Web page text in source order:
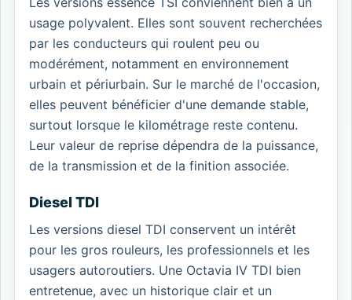
usage polyvalent. Elles sont souvent recherchées
par les conducteurs qui roulent peu ou
modérément, notamment en environnement
urbain et périurbain. Sur le marché de l'occasion,
elles peuvent bénéficier d'une demande stable,
surtout lorsque le kilométrage reste contenu.
Leur valeur de reprise dépendra de la puissance,
de la transmission et de la finition associée.
Diesel TDI
Les versions diesel TDI conservent un intérêt
pour les gros rouleurs, les professionnels et les
usagers autoroutiers. Une Octavia IV TDI bien
entretenue, avec un historique clair et un